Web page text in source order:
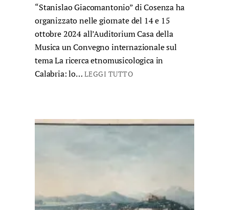
“Stanislao Giacomantonio” di Cosenza ha
organizzato nelle giornate del 14 e 15
ottobre 2024 all’Auditorium Casa della
Musica un Convegno internazionale sul
tema La ricerca etnomusicologica in
Calabria: lo… LEGGI TUTTO